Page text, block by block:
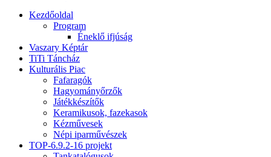
Kezdőoldal
Program
Éneklő ifjúság
Vaszary Képtár
TiTi Táncház
Kulturális Piac
Fafaragók
Hagyományőrzők
Játékkészítők
Keramikusok, fazekasok
Kézművesek
Népi iparművészek
TOP-6.9.2-16 projekt